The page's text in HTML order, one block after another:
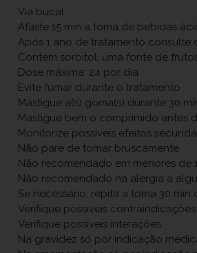
Via bucal
Afaste 15 min a toma de bebidas
Após 1 ano de tratamento consulte
Contém sorbitol, uma fonte de
Dose máxima: 24 por dia
Evite fumar durante o tratamento
Mastigue a(s) goma(s) durante 30
Mastigue bem o comprimido antes
Monitorize possíveis efeitos
Não pare de tomar bruscamente
Não recomendado em menores de
Não recomendado na alergia a
Se necessário, repita a toma 30 min
Verifique possíveis contraindicações
Verifique possíveis interações
Na gravidez só por indicação